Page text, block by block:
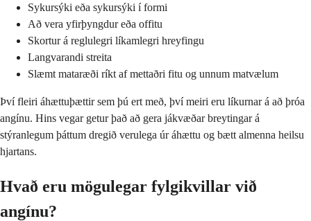
Sykursýki eða sykursýki í formi
Að vera yfirþyngdur eða offitu
Skortur á reglulegri líkamlegri hreyfingu
Langvarandi streita
Slæmt mataræði ríkt af mettaðri fitu og unnum matvælum
Því fleiri áhættuþættir sem þú ert með, því meiri eru líkurnar á að þróa
angínu. Hins vegar getur það að gera jákvæðar breytingar á
stýranlegum þáttum dregið verulega úr áhættu og bætt almenna heilsu
hjartans.
Hvað eru mögulegar fylgikvillar við
angínu?